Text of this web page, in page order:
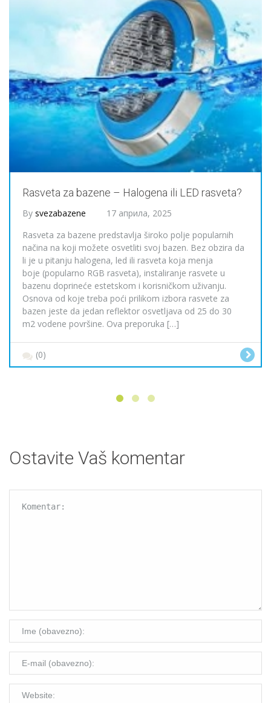
Rasveta za bazene – Halogena ili LED rasveta?
By svezabazene
17 априла, 2025
Rasveta za bazene predstavlja široko polje popularnih
načina na koji možete osvetliti svoj bazen. Bez obzira da
li je u pitanju halogena, led ili rasveta koja menja
boje (popularno RGB rasveta), instaliranje rasvete u
bazenu doprineće estetskom i korisničkom uživanju.
Osnova od koje treba poći prilikom izbora rasvete za
bazen jeste da jedan reflektor osvetljava od 25 do 30
m2 vodene površine. Ova preporuka […]
(0)
Ostavite Vaš komentar